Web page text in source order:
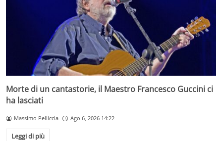
Morte di un cantastorie, il Maestro Francesco Guccini ci
ha lasciati
Massimo Pelliccia Ago 6, 2026 14:22
Leggi di più